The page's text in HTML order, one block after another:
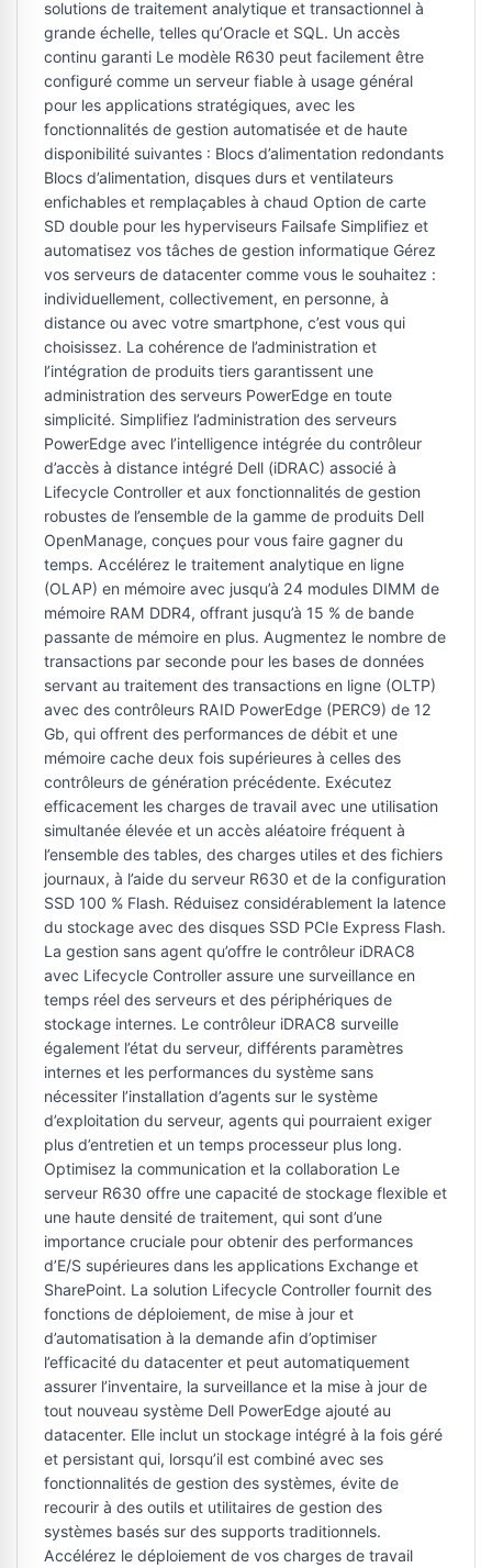
solutions de traitement analytique et transactionnel à
grande échelle, telles qu’Oracle et SQL. Un accès
continu garanti Le modèle R630 peut facilement être
configuré comme un serveur fiable à usage général
pour les applications stratégiques, avec les
fonctionnalités de gestion automatisée et de haute
disponibilité suivantes : Blocs d’alimentation redondants
Blocs d’alimentation, disques durs et ventilateurs
enfichables et remplaçables à chaud Option de carte
SD double pour les hyperviseurs Failsafe Simplifiez et
automatisez vos tâches de gestion informatique Gérez
vos serveurs de datacenter comme vous le souhaitez :
individuellement, collectivement, en personne, à
distance ou avec votre smartphone, c’est vous qui
choisissez. La cohérence de l’administration et
l’intégration de produits tiers garantissent une
administration des serveurs PowerEdge en toute
simplicité. Simplifiez l’administration des serveurs
PowerEdge avec l’intelligence intégrée du contrôleur
d’accès à distance intégré Dell (iDRAC) associé à
Lifecycle Controller et aux fonctionnalités de gestion
robustes de l’ensemble de la gamme de produits Dell
OpenManage, conçues pour vous faire gagner du
temps. Accélérez le traitement analytique en ligne
(OLAP) en mémoire avec jusqu’à 24 modules DIMM de
mémoire RAM DDR4, offrant jusqu’à 15 % de bande
passante de mémoire en plus. Augmentez le nombre de
transactions par seconde pour les bases de données
servant au traitement des transactions en ligne (OLTP)
avec des contrôleurs RAID PowerEdge (PERC9) de 12
Gb, qui offrent des performances de débit et une
mémoire cache deux fois supérieures à celles des
contrôleurs de génération précédente. Exécutez
efficacement les charges de travail avec une utilisation
simultanée élevée et un accès aléatoire fréquent à
l’ensemble des tables, des charges utiles et des fichiers
journaux, à l’aide du serveur R630 et de la configuration
SSD 100 % Flash. Réduisez considérablement la latence
du stockage avec des disques SSD PCIe Express Flash.
La gestion sans agent qu’offre le contrôleur iDRAC8
avec Lifecycle Controller assure une surveillance en
temps réel des serveurs et des périphériques de
stockage internes. Le contrôleur iDRAC8 surveille
également l’état du serveur, différents paramètres
internes et les performances du système sans
nécessiter l’installation d’agents sur le système
d’exploitation du serveur, agents qui pourraient exiger
plus d’entretien et un temps processeur plus long.
Optimisez la communication et la collaboration Le
serveur R630 offre une capacité de stockage flexible et
une haute densité de traitement, qui sont d’une
importance cruciale pour obtenir des performances
d’E/S supérieures dans les applications Exchange et
SharePoint. La solution Lifecycle Controller fournit des
fonctions de déploiement, de mise à jour et
d’automatisation à la demande afin d’optimiser
l’efficacité du datacenter et peut automatiquement
assurer l’inventaire, la surveillance et la mise à jour de
tout nouveau système Dell PowerEdge ajouté au
datacenter. Elle inclut un stockage intégré à la fois géré
et persistant qui, lorsqu’il est combiné avec ses
fonctionnalités de gestion des systèmes, évite de
recourir à des outils et utilitaires de gestion des
systèmes basés sur des supports traditionnels.
Accélérez le déploiement de vos charges de travail